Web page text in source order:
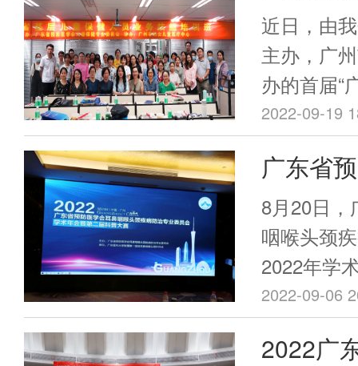
办，会议
理专委会
届岭南母
及颁奖仪
式举行，
众多母婴
学者、母
直播的浏
空前！
务技能
近日，由
主办，广
办的首届“
员业务技
儿童医疗
2022-09-19
广东省
头颈疾
2022年
普大赛
8月20日
咽喉头颈
2022年学
在广州顺
2022-09-06
2022广